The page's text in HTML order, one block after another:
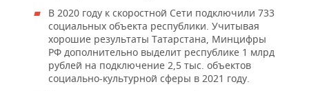
В 2020 году к скоростной Сети подключили 733
социальных объекта республики. Учитывая
хорошие результаты Татарстана, Минцифры
РФ дополнительно выделит республике 1 млрд
рублей на подключение 2,5 тыс. объектов
социально-культурной сферы в 2021 году.